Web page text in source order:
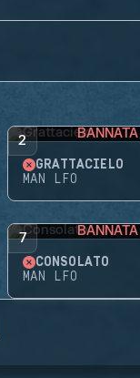
2 BANNATA
GRATTACIELO
MAN LFO
7 BANNATA
CONSOLATO
MAN LFO